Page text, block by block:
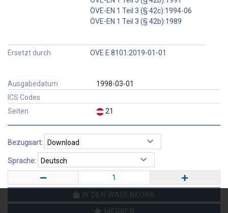
ÖVE-EN 1 Teil 3 (§ 42c):1994-06
ÖVE-EN 1 Teil 3 (§ 42b):1989
Ersetzt durch OVE E 8101:2019-01-01
Ausgabedatum
1998-03-01
ICS Codes
Seiten
21
Bezugsart:
Sprache:
IN DEN WARENKORB